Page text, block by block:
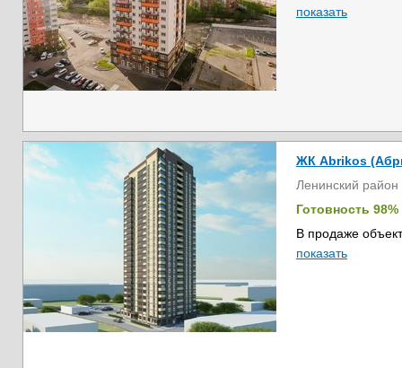
показать
ЖК Abrikos
Ленинский район
Готовность 98%
В продаже
показать